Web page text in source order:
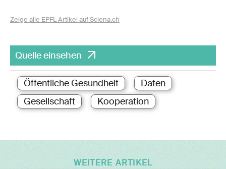
Zeige alle EPFL Artikel auf Sciena.ch
Quelle einsehen
Öffentliche Gesundheit
Daten
Gesellschaft
Kooperation
WEITERE ARTIKEL